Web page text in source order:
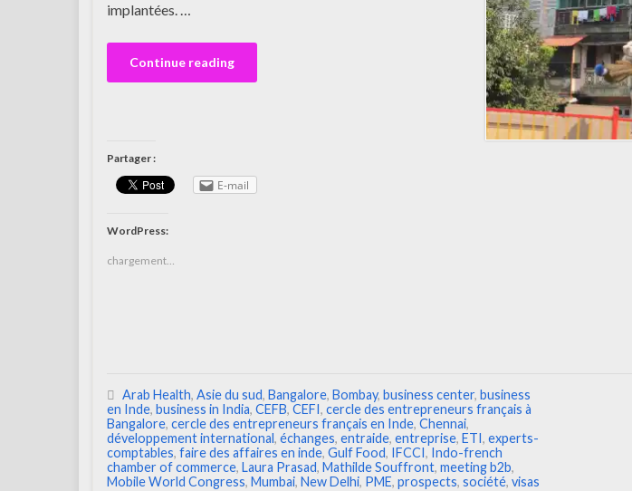
implantées. …
Continue reading
Partager :
E-mail
WordPress:
chargement…
Arab Health, Asie du sud, Bangalore, Bombay, business center, business
en Inde, business in India, CEFB, CEFI , cercle des entrepreneurs français à
Bangalore, cercle des entrepreneurs français en Inde, Chennai,
développement international , échanges, entraide, entreprise, ETI , experts-
comptables, faire des affaires en inde, Gulf Food, IFCCI , Indo-french
chamber of commerce, Laura Prasad, Mathilde Souffront, meeting b2b,
Mobile World Congress, Mumbai, New Delhi, PME, prospects, société, visas